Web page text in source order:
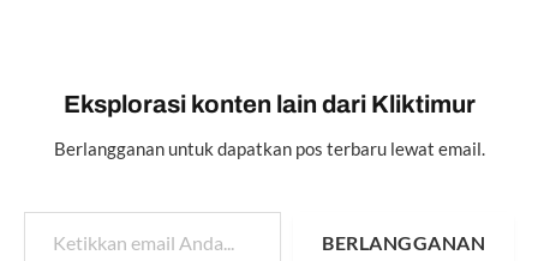
Eksplorasi konten lain dari Kliktimur
Berlangganan untuk dapatkan pos terbaru lewat email.
Ketikkan email Anda...
BERLANGGANAN